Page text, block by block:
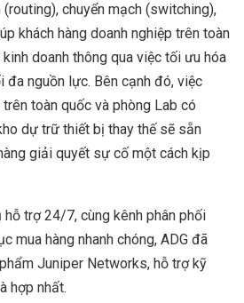
chuyển mạch (switching),
khách hàng doanh nghiệp trên toàn
doanh thông qua việc tối ưu hóa
đa nguồn lực. Bên cạnh đó, việc
toàn quốc và phòng Lab có
dự trữ thiết bị thay thế sẽ sẵn
giải quyết sự cố một cách kịp
trợ 24/7, cùng kênh phân phối
mua hàng nhanh chóng, ADG đã
Juniper Networks, hỗ trợ kỹ
hợp nhất.